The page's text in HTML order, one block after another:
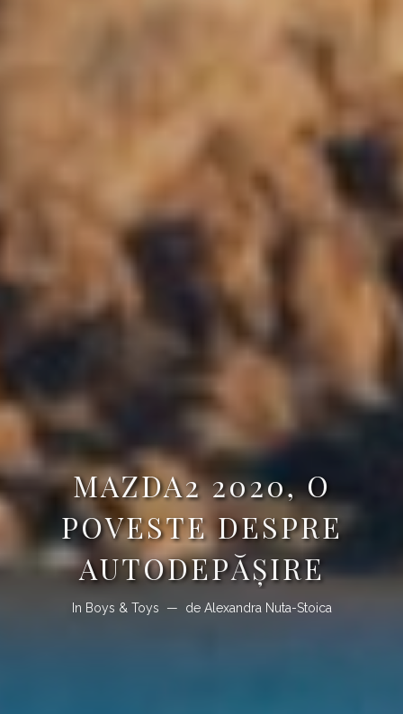
MAZDA2 2020, O
POVESTE DESPRE
AUTODEPĂȘIRE
In Boys & Toys de Alexandra Nuta-Stoica